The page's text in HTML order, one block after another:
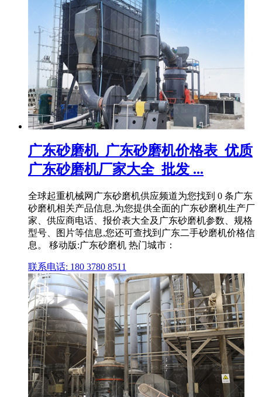
广东砂磨机_广东砂磨机价格表_优质
广东砂磨机厂家大全_批发 ...
全球起重机械网广东砂磨机供应频道为您找到 0 条广东
砂磨机相关产品信息,为您提供全面的广东砂磨机生产厂
家、供应商电话、报价表大全及广东砂磨机参数、规格
型号、图片等信息,您还可查找到广东二手砂磨机价格信
息。 移动版:广东砂磨机 热门城市：
联系电话: 180 3780 8511